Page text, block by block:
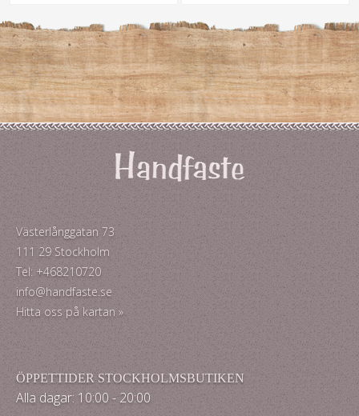
Västerlånggatan 73
111 29 Stockholm
Tel: +468210720
info@handfaste.se
Hitta oss på kartan »
ÖPPETTIDER STOCKHOLMSBUTIKEN
Alla dagar: 10:00 - 20:00